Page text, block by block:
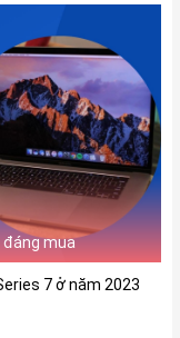
đáng mua
7 ở năm 2023